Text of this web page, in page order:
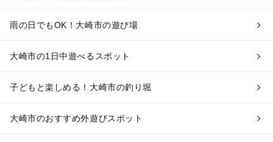
雨の日でもOK！大崎市の遊び場
大崎市の1日中遊べるスポット
子どもと楽しめる！大崎市の釣り堀
大崎市のおすすめ外遊びスポット